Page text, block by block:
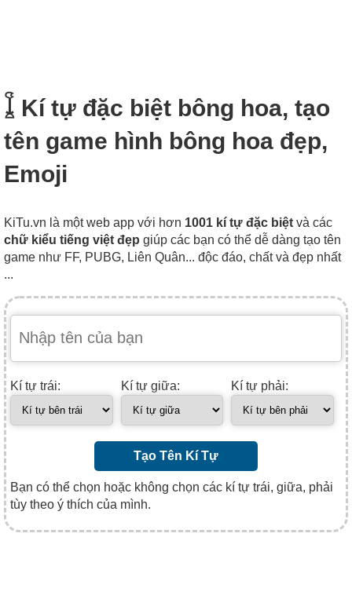
𓆼 Kí tự đặc biệt bông hoa, tạo
tên game hình bông hoa đẹp,
Emoji
KiTu.vn là một web app với hơn 1001 kí tự đặc biệt và các
chữ kiểu tiếng việt đẹp giúp các bạn có thể dễ dàng tạo tên
game như FF, PUBG, Liên Quân... độc đáo, chất và đẹp nhất
...
Kí tự trái: Kí tự giữa: Kí tự phải:
Tạo Tên Kí Tự
Bạn có thể chọn hoặc không chọn các kí tự trái, giữa, phải
tùy theo ý thích của mình.